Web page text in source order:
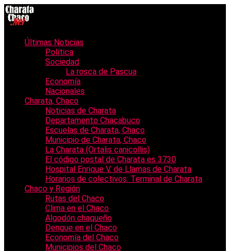
Últimas Noticias
Política
Sociedad
La rosca de Pascua
Economía
Nacionales
Charata, Chaco
Noticias de Charata
Departamento Chacabuco
Escuelas de Charata, Chaco
Municipio de Charata, Chaco
La Charata (Ortalis canicollis)
El código postal de Charata es 3730
Hospital Enrique V. de Llamas de Charata
Horarios de colectivos: Terminal de Charata
Chaco y Región
Rutas del Chaco
Clima en el Chaco
Algodón chaqueño
Dengue en el Chaco
Economía del Chaco
Municipios del Chaco